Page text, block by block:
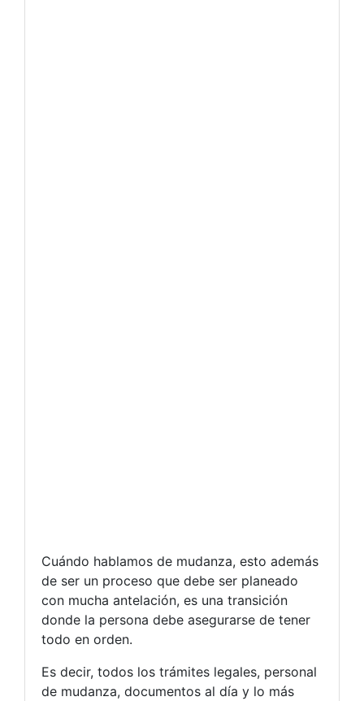
Cuándo hablamos de mudanza, esto además
de ser un proceso que debe ser planeado
con mucha antelación, es una transición
donde la persona debe asegurarse de tener
todo en orden.
Es decir, todos los trámites legales, personal
de mudanza, documentos al día y lo más